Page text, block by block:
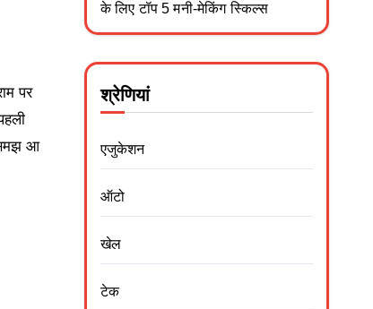
पर
आ
के लिए टॉप 5 मनी-मेकिंग स्किल्स
श्रेणियां
एजुकेशन
ऑटो
खेल
टेक